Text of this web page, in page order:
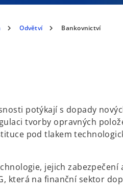
Odvětví Bankovnictví
potýkají s dopady
tvorby opravných
pod tlakem
jejich
která na finanční sektor